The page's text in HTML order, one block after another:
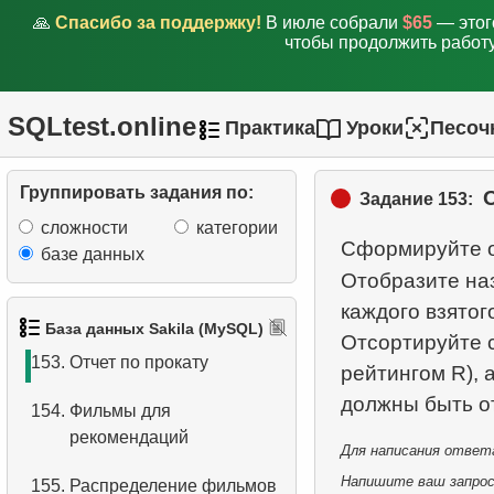
🙏 Спасибо за поддержку! В июле собрали $65 —
чтобы продолжить
SQLtest.online Практика Уроки
Группировать задания по:
сложности
категории
базе данных
База данных Sakila (MySQL)
Клиенты с одинаковыми
нескольких категориях
151.Фамилии с двойной
152.Анализ стоимости
проката фильма по
153. Отчет по прокату
154. Фильмы для
рекомендаций
155. Распределение фильмов
Задание 153:
Сформируйте
Отобразите
каждого
Отсортируйте
рейтингом R),
Для написания
Напишите ваш